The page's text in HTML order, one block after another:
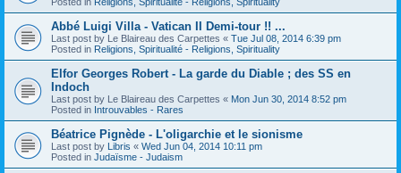
Abbé Luigi Villa - Vatican II Demi-tour !! ...
Last post by Le Blaireau des Carpettes « Tue Jul 08, 2014 6:39 pm
Posted in Religions, Spiritualité - Religions, Spirituality
Elfor Georges Robert - La garde du Diable ; des SS en
Indoch
Last post by Le Blaireau des Carpettes « Mon Jun 30, 2014 8:52 pm
Posted in Introuvables - Rares
Béatrice Pignède - L'oligarchie et le sionisme
Last post by Libris « Wed Jun 04, 2014 10:11 pm
Posted in Judaïsme - Judaism